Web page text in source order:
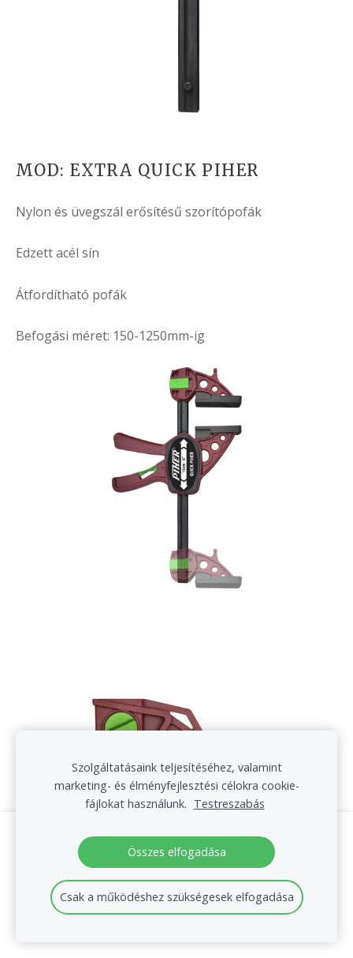
MOD: EXTRA QUICK PIHER
Nylon és üvegszál erősítésű szorítópofák
Edzett acél sín
Átfordítható pofák
Befogási méret: 150-1250mm-ig
Hozzon létre weboldalt vagy
webáruházat a Mozello segítségével.
Bővebb információ
Szolgáltatásaink teljesítéséhez, valamint
marketing- és élményfejlesztési célokra cookie-
fájlokat használunk. Testreszabás
Összes elfogadása
Csak a működéshez szükségesek elfogadása